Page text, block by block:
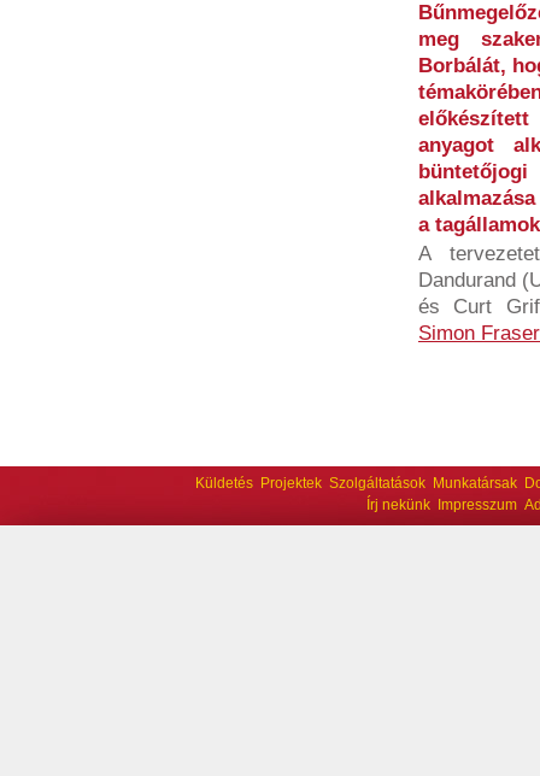
meg
Borbálát,
anyagot
a
A
Dandurand
és Curt
Simon
Küldetés Projektek Szolgáltatások Munkatársak
Írj nekünk
Impresszum